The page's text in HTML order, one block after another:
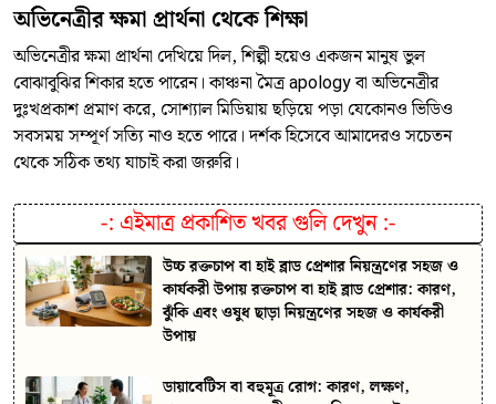
অভিনেত্রীর ক্ষমা প্রার্থনা থেকে শিক্ষা
অভিনেত্রীর ক্ষমা প্রার্থনা দেখিয়ে দিল, শিল্পী হয়েও একজন মানুষ ভুল
বোঝাবুঝির শিকার হতে পারেন। কাঞ্চনা মৈত্র apology বা অভিনেত্রীর
দুঃখপ্রকাশ প্রমাণ করে, সোশ্যাল মিডিয়ায় ছড়িয়ে পড়া যেকোনও ভিডিও
সবসময় সম্পূর্ণ সত্যি নাও হতে পারে। দর্শক হিসেবে আমাদেরও সচেতন
থেকে সঠিক তথ্য যাচাই করা জরুরি।
-: এইমাত্র প্রকাশিত খবর গুলি দেখুন:-
উচ্চ রক্তচাপ বা হাই ব্লাড প্রেশার নিয়ন্ত্রণের সহজ ও
কার্যকরী উপায় রক্তচাপ বা হাই ব্লাড প্রেশার: কারণ,
ঝুঁকি এবং ওষুধ ছাড়া নিয়ন্ত্রণের সহজ ও কার্যকরী
উপায়
ডায়াবেটিস বা বহুমূত্র রোগ: কারণ, লক্ষণ,